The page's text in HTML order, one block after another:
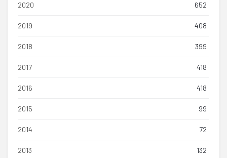
2020 652
2019 408
2018 399
2017 418
2016 418
2015 99
2014 72
2013 132